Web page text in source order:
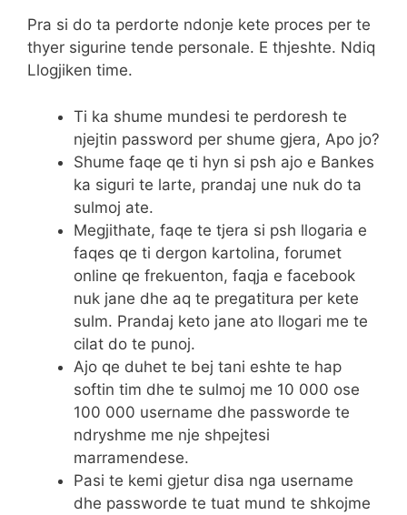
Pra si do ta perdorte ndonje kete proces per te
thyer sigurine tende personale. E thjeshte. Ndiq
Llogjiken time.
Ti ka shume mundesi te perdoresh te
njejtin password per shume gjera, Apo jo?
Shume faqe qe ti hyn si psh ajo e Bankes
ka siguri te larte, prandaj une nuk do ta
sulmoj ate.
Megjithate, faqe te tjera si psh llogaria e
faqes qe ti dergon kartolina, forumet
online qe frekuenton, faqja e facebook
nuk jane dhe aq te pregatitura per kete
sulm. Prandaj keto jane ato llogari me te
cilat do te punoj.
Ajo qe duhet te bej tani eshte te hap
softin tim dhe te sulmoj me 10 000 ose
100 000 username dhe passworde te
ndryshme me nje shpejtesi
marramendese.
Pasi te kemi gjetur disa nga username
dhe passworde te tuat mund te shkojme